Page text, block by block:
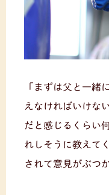
「まずは父と一緒
えなければいけな
だと感じるくらい
れしそうに教えて
されて意見がぶつ